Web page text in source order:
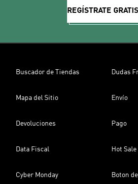
REGÍSTRATE GRATIS
Buscador de Tiendas Dudas
Mapa del Sitio Envío
Devoluciones Pago
Data Fiscal Hot Sale
Cyber Monday Boton